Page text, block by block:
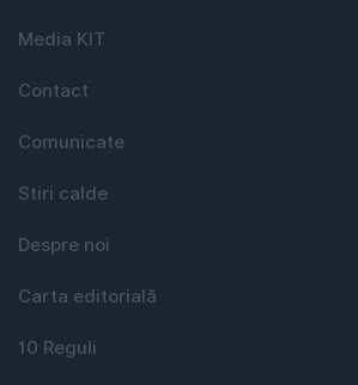
Media KIT
Contact
Comunicate
Stiri calde
Despre noi
Carta editorială
10 Reguli